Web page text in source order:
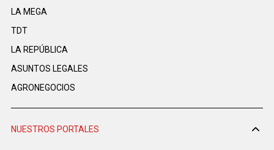
LA MEGA
TDT
LA REPÚBLICA
ASUNTOS LEGALES
AGRONEGOCIOS
NUESTROS PORTALES